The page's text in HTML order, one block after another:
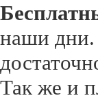
наши дни.
Так же и